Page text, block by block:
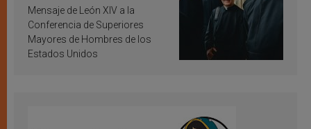
inspiración y santificación
Mensaje de León XIV a la
Conferencia de Superiores
Mayores de Hombres de los
Estados Unidos